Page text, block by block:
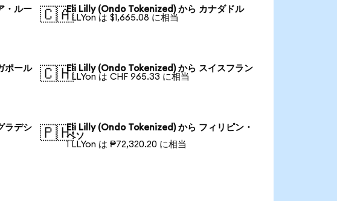
・ルー
🇨🇦Eli Lilly (Ondo Tokenized) から カナダドル
1 LLYon は $1,665.08 に相当
ポール
🇨🇭Eli Lilly (Ondo Tokenized) から スイスフラン
1 LLYon は CHF 965.33 に相当
ラデシ
🇵🇭Eli Lilly (Ondo Tokenized) から フィリピン・
ペソ
1 LLYon は ₱72,320.20 に相当